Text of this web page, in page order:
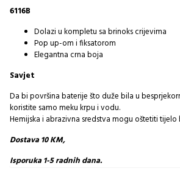
6116B
Dolazi u kompletu sa brinoks crijevima
Pop up-om i fiksatorom
Elegantna crna boja
Savjet
Da bi površina baterije što duže bila u
koristite samo meku krpu i vodu.
Hemijska i abrazivna sredstva mogu oštetiti tijelo
Dostava 10 KM,
Isporuka 1-5 radnih dana.